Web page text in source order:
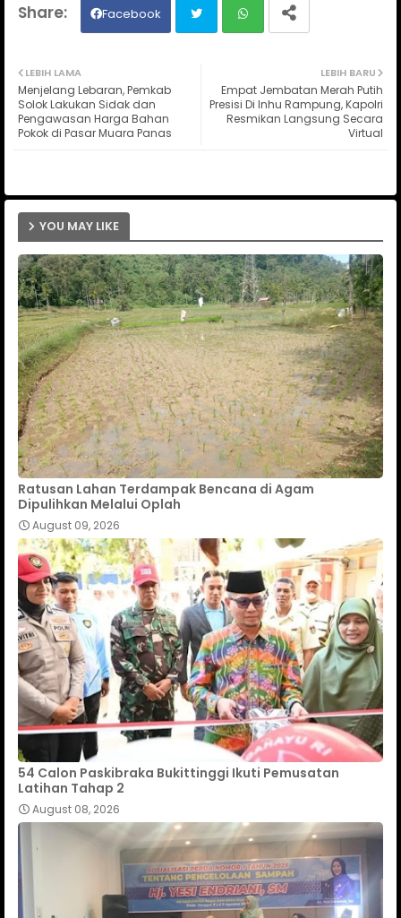
Facebook
ats
LEBIH BARU
Empat Jembatan Merah Putih
Presisi Di Inhu Rampung, Kapolri
Resmikan Langsung Secara
Virtual
LEBIH LAMA
Menjelang Lebaran, Pemkab
Solok Lakukan Sidak dan
Pengawasan Harga Bahan
Pokok di Pasar Muara Panas
YOU MAY LIKE
Ratusan Lahan Terdampak Bencana di Agam
Dipulihkan Melalui Oplah
August 09, 2026
54 Calon Paskibraka Bukittinggi Ikuti Pemusatan
Latihan Tahap 2
August 08, 2026